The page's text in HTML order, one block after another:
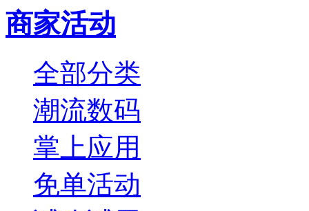
商家活动
全部分类
潮流数码
掌上应用
免单活动